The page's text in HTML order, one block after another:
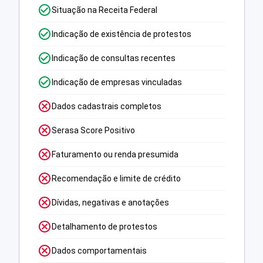
Situação na Receita Federal
Indicação de existência de protestos
Indicação de consultas recentes
Indicação de empresas vinculadas
Dados cadastrais completos
Serasa Score Positivo
Faturamento ou renda presumida
Recomendação e limite de crédito
Dívidas, negativas e anotações
Detalhamento de protestos
Dados comportamentais